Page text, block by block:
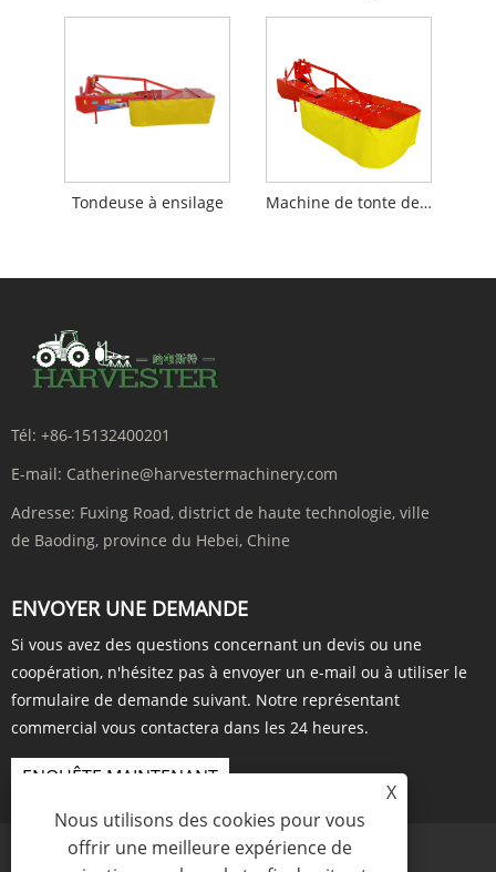
Tondeuse à ensilage Machine de tonte de foin
Tél: +86-15132400201
E-mail: Catherine@harvestermachinery.com
Adresse: Fuxing Road, district de haute technologie, ville
de Baoding, province du Hebei, Chine
ENVOYER UNE DEMANDE
Si vous avez des questions concernant un devis ou une
coopération, n'hésitez pas à envoyer un e-mail ou à utiliser le
formulaire de demande suivant. Notre représentant
commercial vous contactera dans les 24 heures.
ENQUÊTE MAINTENANT
X
Nous utilisons des cookies pour vous
offrir une meilleure expérience de